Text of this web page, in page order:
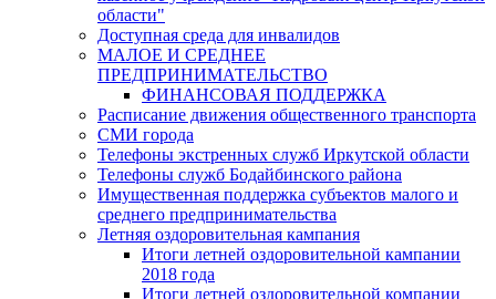
области"
Доступная среда для инвалидов
МАЛОЕ И СРЕДНЕЕ
ПРЕДПРИНИМАТЕЛЬСТВО
ФИНАНСОВАЯ ПОДДЕРЖКА
Расписание движения общественного транспорта
СМИ города
Телефоны экстренных служб Иркутской области
Телефоны служб Бодайбинского района
Имущественная поддержка субъектов малого и
среднего предпринимательства
Летняя оздоровительная кампания
Итоги летней оздоровительной кампании
2018 года
Итоги летней оздоровительной компании